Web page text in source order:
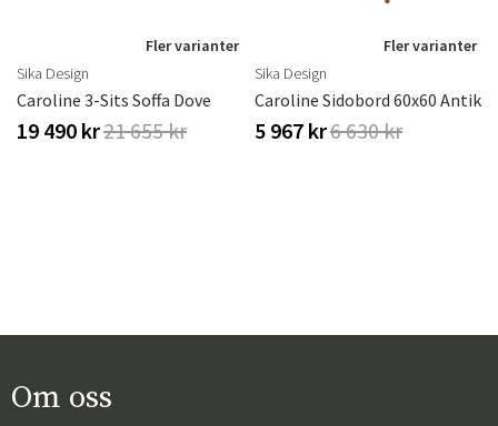
Fler varianter
Sika Design
Caroline 3-Sits Soffa Dove
19 490 kr21 655 kr
Fler varianter
Sika Design
Caroline Sidobord 60x60 Antik
5 967 kr6 630 kr
Om oss